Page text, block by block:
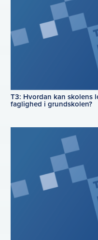
T3: Hvordan kan skolens
faglighed i grundskolen?